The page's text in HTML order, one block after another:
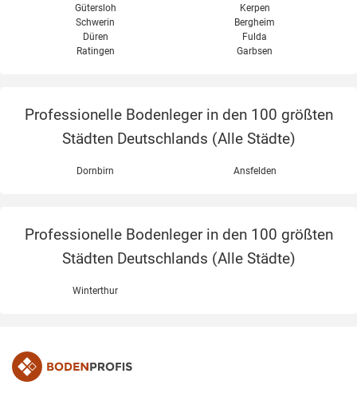
Gütersloh
Schwerin
Düren
Ratingen
Kerpen
Bergheim
Fulda
Garbsen
Professionelle Bodenleger in den 100 größten
Städten Deutschlands (Alle Städte)
Dornbirn Ansfelden
Professionelle Bodenleger in den 100 größten
Städten Deutschlands (Alle Städte)
Winterthur